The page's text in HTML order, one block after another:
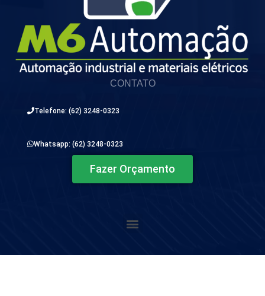
CONTATO
Telefone: (62) 3248-0323
Whatsapp: (62) 3248-0323
Fazer Orçamento